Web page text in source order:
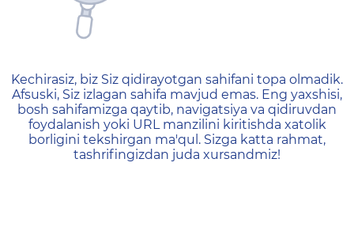
404 — Страница не
Kechirasiz, biz Siz qidirayotgan sahifani topa olmadik.
Afsuski, Siz izlagan sahifa mavjud emas. Eng yaxshisi,
bosh sahifamizga qaytib, navigatsiya va qidiruvdan
foydalanish yoki URL manzilini kiritishda xatolik
borligini tekshirgan ma'qul. Sizga katta rahmat,
tashrifingizdan juda xursandmiz!